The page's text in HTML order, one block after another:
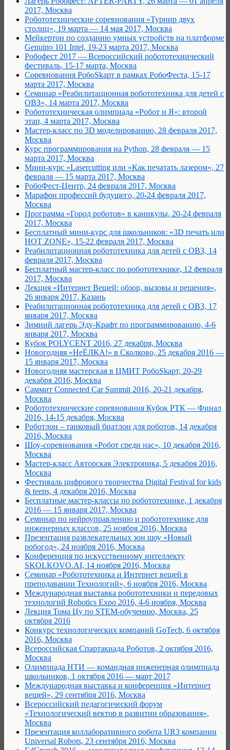
2017, Москва
Робототехнические соревнования «Турнир двух
столиц», 19 марта — 14 мая 2017, Москва
Мейкертон по созданию умных устройств на платформе
Genuino 101 Intel, 19-23 марта 2017, Москва
Робофест 2017 — Всероссийский робототехнический
фестиваль, 15-17 марта, Москва
Cоревнования РобоSkарт в рамках РобоФеста, 15-17
марта 2017, Москва
Семинар «Реабилитационная робототехника для детей с
ОВЗ», 14 марта 2017, Москва
Робототехническая олимпиада «Робот и Я»: второй
этап, 4 марта 2017, Москва
Мастер-класс по 3D моделированию, 28 февраля 2017,
Москва
Курс программирования на Python, 28 февраля — 15
марта 2017, Москва
Мини-курс «Lasercutting или «Как печатать лазером», 27
февраля — 15 марта 2017, Москва
РобоФест-Центр, 24 февраля 2017, Москва
Марафон профессий будущего, 20-24 февраля 2017,
Москва
Программа «Город роботов» в каникулы, 20-24 февраля
2017, Москва
Бесплатный мини-курс для школьников: «3D печать или
HOT ZONE», 15-22 февраля 2017, Москва
Реабилитационная робототехника для детей с ОВЗ, 14
февраля 2017, Москва
Бесплатный мастер-класс по робототехнике, 12 февраля
2017, Москва
Лекция «Интернет Вещей: обзор, вызовы и решения»,
26 января 2017, Казань
Реабилитационная робототехника для детей с ОВЗ, 17
января 2017, Москва
Зимний лагерь Эду-Крафт по программированию, 4-6
января 2017, Москва
Кубок POLYCENT 2016, 27 декабря, Москва
Новогодняя «НеЁЛКА!» в Сколково, 25 декабря 2016 —
15 января 2017, Москва
Новогодняя мастерская в ЦМИТ РобоSkарт, 20-29
декабря 2016, Москва
Саммит Connected Car Summit 2016, 20-21 декабря,
Москва
Робототехнические соревнования Кубок РТК — Финал
2016, 14-15 декабря, Москва
Роботлон – танковый биатлон для роботов, 14 декабря
2016, Москва
Шоу-соревнования «Робот среди нас», 10 декабря 2016,
Москва
Мастер-класс Авторская Электроника, 5 декабря 2016,
Москва
Фестиваль цифрового творчества Digital Festival for kids
& teens, 4 декабря 2016, Москва
Бесплатные мастер-классы по робототехнике, 1 декабря
2016 — 15 января 2017, Москва
Семинар по нейроуправлению и робототехнике для
инженерных классов, 25 ноября 2016, Москва
Презентация развлекательных зон шоу «Новый
робогод», 24 ноября 2016, Москва
Конференция по искусственному интеллекту
SKOLKOVO.AI, 14 ноября 2016, Москва
Семинар «Робототехника и Интернет вещей в
преподавании Технологий», 6 ноября 2016, Москва
Международная выставка робототехники и передовых
технологий Robotics Expo 2016, 4-6 ноября, Москва
Лекция Тома Цу по STEM-обучению, Москва, 25
октября 2016
Конкурс технологических компаний GoTech, 6 октября
2016, Москва
Всероссийская Спартакиада Роботов, 2 октября 2016,
Москва
Олимпиада НТИ — командная инженерная олимпиада
школьников, 1 октября 2016 — март 2017
Международная выставка и конференция «Интернет
вещей», 29 сентября 2016, Москва
Всероссийский педагогический форум
«Технологический вектор в развитии образования»,
Москва
Презентация коллаборативного робота UR3 компании
Universal Robots, 23 сентября 2016, Москва